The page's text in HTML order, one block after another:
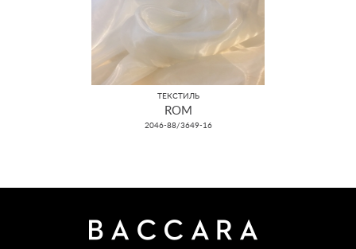
ТЕКСТИЛЬ
ROM
2046-88/3649-16